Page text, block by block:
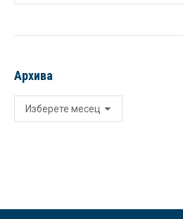
Архива
Архива